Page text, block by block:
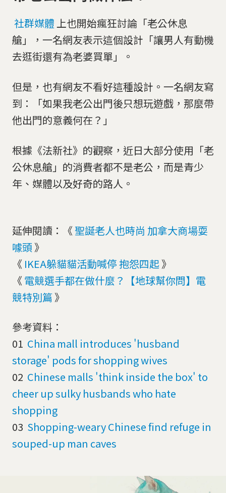
社群媒體上也開始瘋狂討論「老公休息
艙」，一名網友表示這個設計「讓男人有動機
去逛街還有為老婆買單」。
但是，也有網友不看好這種設計。一名網友寫
到：「如果我老公出門後只想玩遊戲，那麼帶
他出門的意義何在？」
根據《法新社》的觀察，近日大部分使用「老
公休息艙」的消費者都不是老公，而是青少
年、媒體以及好奇的路人。
延伸閱讀：《 聖誕老人也時尚 加拿大商場耍
噱頭 》
《 IKEA躲貓貓活動喊停 抱怨四起》
《 電競選手都在做什麼？【地球幫你問】電
競特別篇》
參考資料：
01 China mall introduces 'husband
storage' pods for shopping wives
02 Chinese malls 'think inside the box' to
cheer up sulky husbands who hate
shopping
03 Shopping-weary Chinese find refuge in
souped-up man caves